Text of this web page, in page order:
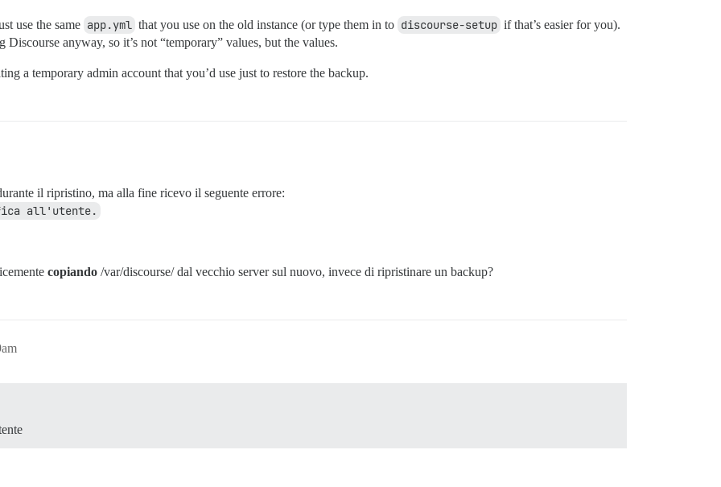
use the same app.yml that you use on the old instance (or type them in to discourse-setup if that’s easier for you).
anyway, so it’s not “temporary” values, but the values.
a temporary admin account that you’d use just to restore the backup.
il ripristino, ma alla fine ricevo il seguente errore:
all'utente.
copiando /var/discourse/ dal vecchio server sul nuovo, invece di ripristinare un backup?